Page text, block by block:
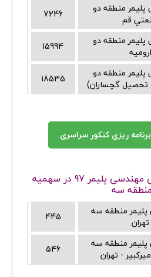
منطقه دو
قم
7246
منطقه دو
15994
منطقه دو
تحصيل گچساران)
18535
ریزی کنکور سراسری
جدول رتبه های قبولی مهندسی پلیمر 97 در سهمیه
سه
منطقه سه
445
منطقه سه
- تهران
546